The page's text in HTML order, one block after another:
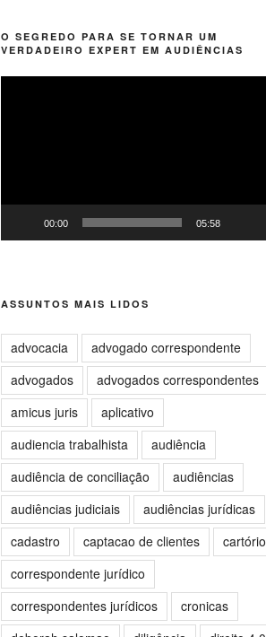
O SEGREDO PARA SE TORNAR UM
VERDADEIRO EXPERT EM AUDIÊNCIAS
00:00 05:58
ASSUNTOS MAIS LIDOS
advocacia
advogado correspondente
advogados
advogados correspondentes
amicus juris
aplicativo
audiencia trabalhista
audiência
audiência de conciliação
audiências
audiências judiciais
audiências jurídicas
cadastro
captacao de clientes
cartório
correspondente jurídico
correspondentes jurídicos
cronicas